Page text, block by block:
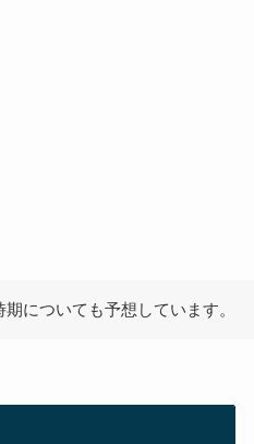
についても予想しています。